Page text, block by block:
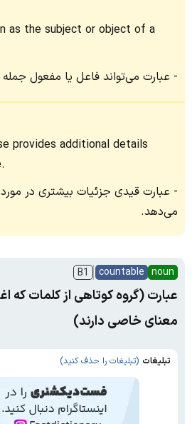
as the subject or object of a
عبارت می‌تواند فاعل یا مفعول
provides additional details
عبارت قیدی جزئیات بیشتری در مورد
می‌دهد.
noun
countable
B1
عبارت (گروه کوتاهی از کلمات که
معنای خاصی دارند)
تبلیغات (تبلیغات را حذف کنید)